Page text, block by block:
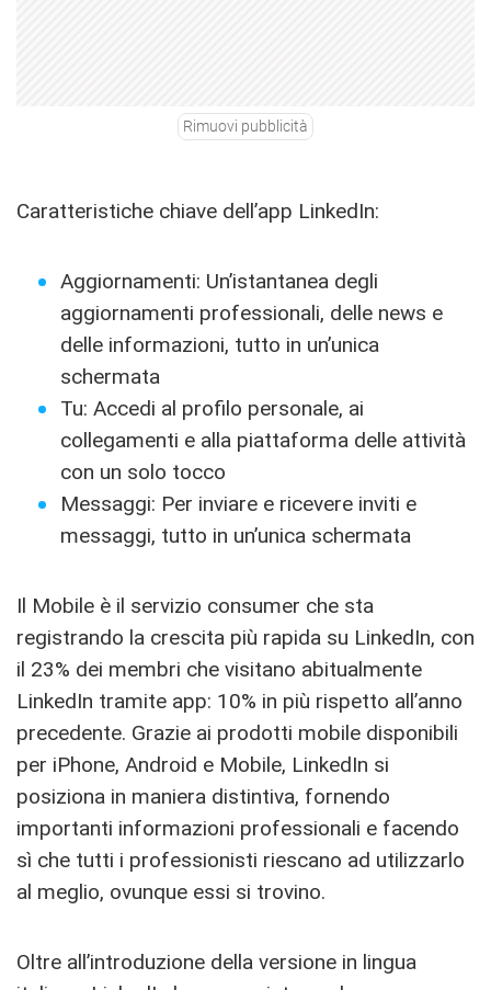
Rimuovi pubblicità
Caratteristiche chiave dell’app LinkedIn:
Aggiornamenti: Un’istantanea degli
aggiornamenti professionali, delle news e
delle informazioni, tutto in un’unica
schermata
Tu: Accedi al profilo personale, ai
collegamenti e alla piattaforma delle attività
con un solo tocco
Messaggi: Per inviare e ricevere inviti e
messaggi, tutto in un’unica schermata
Il Mobile è il servizio consumer che sta
registrando la crescita più rapida su LinkedIn, con
il 23% dei membri che visitano abitualmente
LinkedIn tramite app: 10% in più rispetto all’anno
precedente. Grazie ai prodotti mobile disponibili
per iPhone, Android e Mobile, LinkedIn si
posiziona in maniera distintiva, fornendo
importanti informazioni professionali e facendo
sì che tutti i professionisti riescano ad utilizzarlo
al meglio, ovunque essi si trovino.
Oltre all’introduzione della versione in lingua